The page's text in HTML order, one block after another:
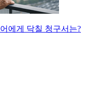
에게 닥칠 청구서는?